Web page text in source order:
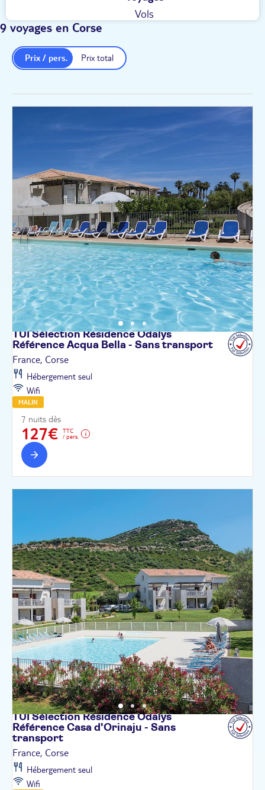
Vols
9 voyages en Corse
Prix total
Prix / pers.
TUI Sélection Résidence Odalys
Référence Acqua Bella - Sans transport
France, Corse
Hébergement seul
Wifi
MALIN
7 nuits dès
127€
TTC
/ pers.
TUI Sélection Résidence Odalys
Référence Casa d'Orinaju - Sans
transport
France, Corse
Hébergement seul
Wifi